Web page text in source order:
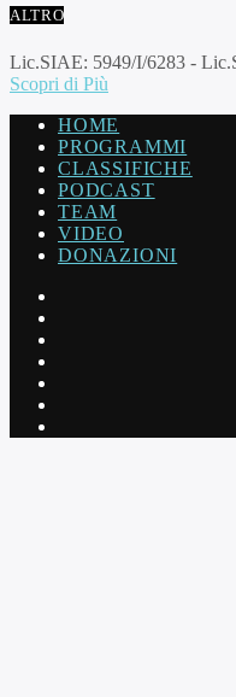
ALTRO
Lic.SIAE: 5949/I/6283 -
Scopri di Più
HOME
PROGRAMMI
CLASSIFICHE
PODCAST
TEAM
VIDEO
DONAZIONI